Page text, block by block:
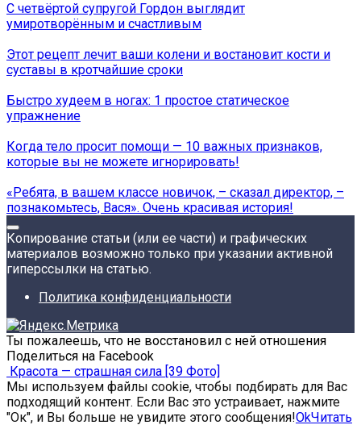
С четвёртой супругой Гордон выглядит
умиротворённым и счастливым
Этот рецепт лечит ваши колени и востановит кости и
суставы в кротчайшие сроки
Быстро худеем в ногах: 1 простое статическое
упражнение
Когда тело просит помощи — 10 важных признаков,
которые вы не можете игнорировать!
«Ребята, в вашем классе новичок, – cказал директор, –
познакомьтесь, Вася». Очень красивая история!
Копирование статьи (или ее части) и графических
материалов возможно только при указании активной
гиперссылки на статью.
Политика конфиденциальности
Ты пожалеешь, что не восстановил с ней отношения
Поделиться на Facebook
Красота — страшная сила [39 Фото]
Мы используем файлы cookie, чтобы подбирать для Вас
подходящий контент. Если Вас это устраивает, нажмите
"Ок", и Вы больше не увидите этого сообщения!OkЧитать